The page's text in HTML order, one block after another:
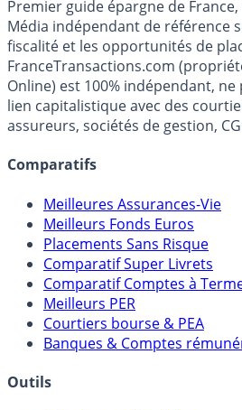
Premier guide épargne de
Média indépendant de référence
fiscalité et les opportunités de
FranceTransactions.com
Online) est 100% indépendant,
lien capitalistique avec des
assureurs, sociétés de gestion,
Comparatifs
Meilleures Assurances-Vie
Meilleurs Fonds Euros
Placements Sans Risque
Comparatif Super Livrets
Comparatif Comptes à
Meilleurs PER
Courtiers bourse & PEA
Banques & Comptes
Outils